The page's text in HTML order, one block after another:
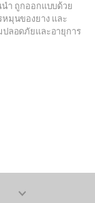
ำ ถูกออกแบบด้วย
มุนของยาง และ
ลอดภัยและอายุการ